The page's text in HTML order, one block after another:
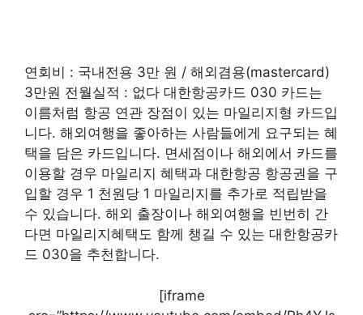
연회비 : 국내전용 3만 원 / 해외겸용(mastercard)
3만원 전월실적 : 없다 대한항공카드 030 카드는
이름처럼 항공 연관 장점이 있는 마일리지형 카드입
니다. 해외여행을 좋아하는 사람들에게 요구되는 혜
택을 담은 카드입니다. 면세점이나 해외에서 카드를
이용할 경우 마일리지 혜택과 대한항공 항공권을 구
입할 경우 1 천원당 1 마일리지를 추가로 적립받을
수 있습니다. 해외 출장이나 해외여행을 빈번히 간
다면 마일리지혜택도 함께 챙길 수 있는 대한항공카
드 030을 추천합니다.
[iframe